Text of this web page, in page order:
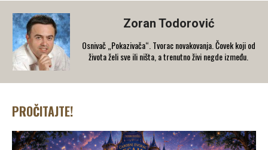
Zoran Todorović
Osnivač „Pokazivača“. Tvorac novakovanja. Čovek koji od
života želi sve ili ništa, a trenutno živi negde između.
PROČITAJTE!